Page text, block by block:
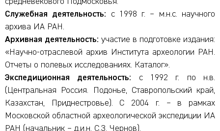
Служебная деятельность: с 1998 г. – м.н.с. научного
архива ИА РАН.
Архивная деятельность: участие в подготовке издания:
«Научно-отраслевой архив Института археологии РАН.
Отчеты о полевых исследованиях. Каталог».
Экспедиционная деятельность: с 1992 г. по н.в.
(Центральная Россия. Подонье, Ставропольский край,
Казахстан, Приднестровье). С 2004 г. – в рамках
Московской областной археологической экспедиции ИА
РАН (начальник – д.и.н. С.З. Чернов).